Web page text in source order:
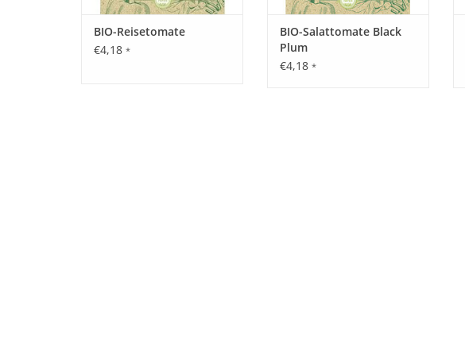
BIO-Reisetomate
€4,18 *
BIO-Salattomate Black
Plum
€4,18 *